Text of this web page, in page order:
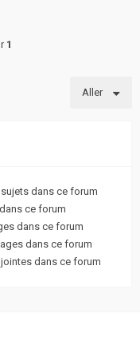
1
Aller
dans ce forum
ce forum
dans ce forum
dans ce forum
dans ce forum